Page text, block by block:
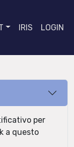
IRIS LOGIN
per
a questo